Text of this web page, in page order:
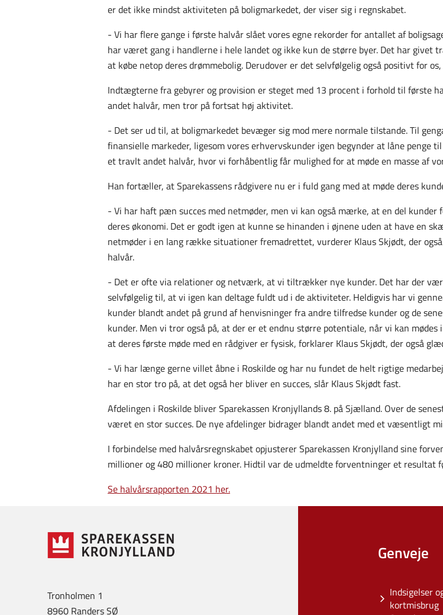
er det ikke mindst aktiviteten på boligmarkedet, der viser sig i regnskabet.
- Vi har flere gange i første halvår slået vores egne rekorder for antallet af
har været gang i handlerne i hele landet og ikke kun de større byer. Det har
at købe netop deres drømmebolig. Derudover er det selvfølgelig også positivt for
Indtægterne fra gebyrer og provision er steget med 13 procent i forhold til første
andet halvår, men tror på fortsat høj aktivitet.
- Det ser ud til, at boligmarkedet bevæger sig mod mere normale tilstande. Til
finansielle markeder, ligesom vores erhvervskunder igen begynder at låne penge
et travlt andet halvår, hvor vi forhåbentlig får mulighed for at møde en masse af
Han fortæller, at Sparekassens rådgivere nu er i fuld gang med at møde deres
- Vi har haft pæn succes med netmøder, men vi kan også mærke, at en del
deres økonomi. Det er godt igen at kunne se hinanden i øjnene uden at have en
netmøder i en lang række situationer fremadrettet, vurderer Klaus Skjødt, der
halvår.
- Det er ofte via relationer og netværk, at vi tiltrækker nye kunder. Det har der
selvfølgelig til, at vi igen kan deltage fuldt ud i de aktiviteter. Heldigvis har vi
kunder blandt andet på grund af henvisninger fra andre tilfredse kunder og de
kunder. Men vi tror også på, at der er et endnu større potentiale, når vi kan
at deres første møde med en rådgiver er fysisk, forklarer Klaus Skjødt, der også
- Vi har længe gerne villet åbne i Roskilde og har nu fundet de helt rigtige
har en stor tro på, at det også her bliver en succes, slår Klaus Skjødt fast.
Afdelingen i Roskilde bliver Sparekassen Kronjyllands 8. på Sjælland. Over de
været en stor succes. De nye afdelinger bidrager blandt andet med et væsentligt
I forbindelse med halvårsregnskabet opjusterer Sparekassen Kronjylland sine
millioner og 480 millioner kroner. Hidtil var de udmeldte forventninger et resultat
Se halvårsrapporten 2021 her.
Genveje
Indsigelser
kortmisbrug
Tronholmen 1
8960 Randers SØ